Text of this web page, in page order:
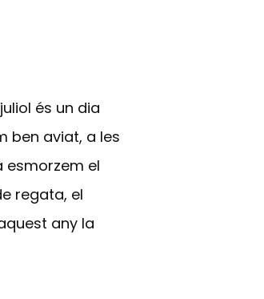
és un dia
ben aviat, a les
esmorzem el
regata, el
any la